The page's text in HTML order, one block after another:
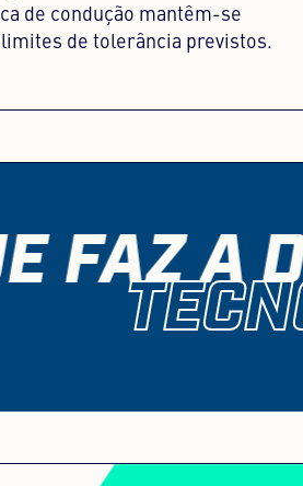
de condução mantêm-se
de tolerância previstos.
FAZ A